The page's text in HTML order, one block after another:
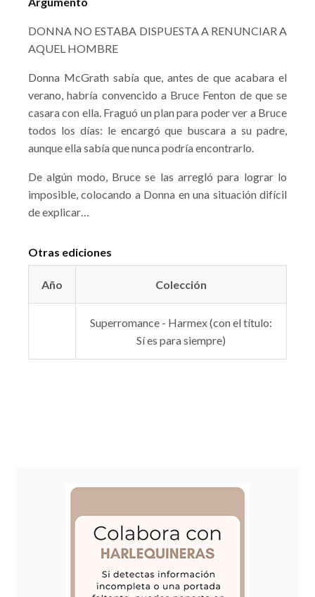
DONNA NO ESTABA DISPUESTA A RENUNCIAR A
AQUEL HOMBRE
Donna McGrath sabía que, antes de que acabara el
verano, habría convencido a Bruce Fenton de que se
casara con ella. Fraguó un plan para poder ver a Bruce
todos los días: le encargó que buscara a su padre,
aunque ella sabía que nunca podría encontrarlo.
De algún modo, Bruce se las arregló para lograr lo
imposible, colocando a Donna en una situación difícil
de explicar…
Otras ediciones
Año Colección
Superromance - Harmex (con el título:
Sí es para siempre)